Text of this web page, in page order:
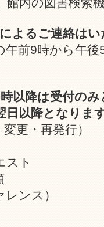
よるご連絡は
前9時から午
以降は受付の
以降となりま
更・再発行）
スト
ンス）